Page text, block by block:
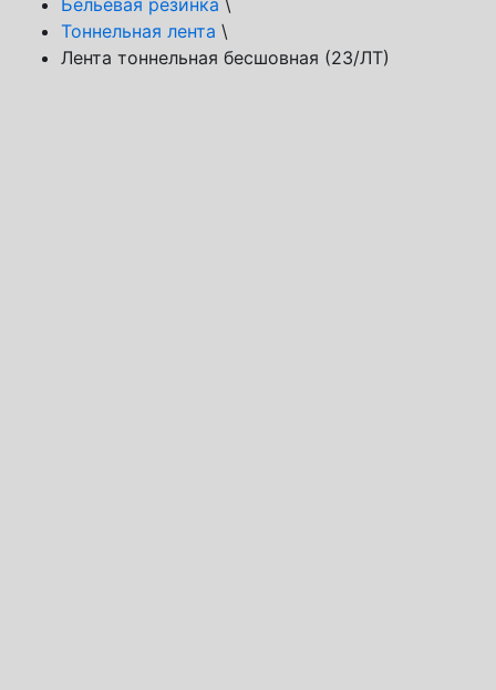
Тоннельная лента \
Лента тоннельная бесшовная (23/ЛТ)